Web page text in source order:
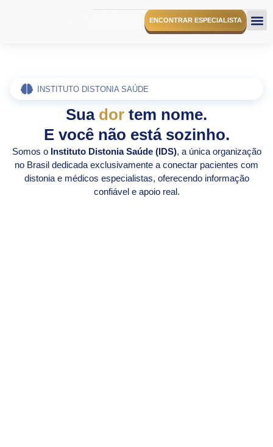
ENCONTRAR ESPECIALISTA
INSTITUTO DISTONIA SAÚDE
Sua dor tem nome.
E você não está sozinho.
Somos o Instituto Distonia Saúde (IDS), a única organização
no Brasil dedicada exclusivamente a conectar pacientes com
distonia e médicos especialistas, oferecendo informação
confiável e apoio real.